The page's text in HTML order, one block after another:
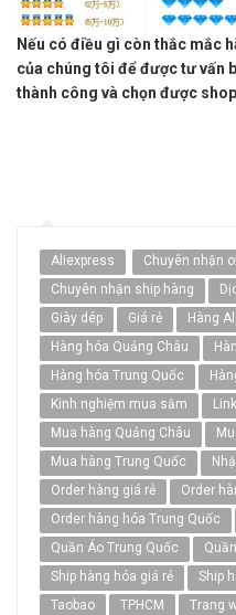
Nếu có điều gì còn thắc mắc
của chúng tôi để được tư vấn
thành công và chọn được
Aliexpress
Chuyên nhận
Chuyên nhận ship hàng
Giày dép
Giá rẻ Hàng
Hàng hóa Quảng Châu
Hàng hóa Trung Quốc
Kinh nghiệm mua sắm
Link
Mua hàng Quảng Châu
Mua hàng Trung Quốc
Order hàng giá rẻ
Order
Order hàng hóa Trung Quốc
Quần Áo Trung Quốc
Ship hàng hóa giá rẻ
Ship
Taobao
TPHCM Trang